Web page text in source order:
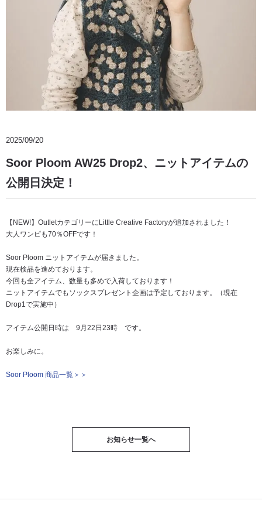
2025/09/20
Soor Ploom AW25 Drop2、ニットアイテムの
公開日決定！
【NEW!】OutletカテゴリーにLittle Creative Factoryが追加されました！
大人ワンピも70％OFFです！
Soor Ploom ニットアイテムが届きました。
現在検品を進めております。
今回も全アイテム、数量も多めで入荷しております！
ニットアイテムでもソックスプレゼント企画は予定しております。（現在
Drop1で実施中）
アイテム公開日時は 9月22日23時 です。
お楽しみに。
Soor Ploom 商品一覧＞＞
お知らせ一覧へ